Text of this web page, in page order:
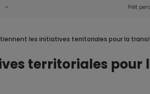
Prêt
les initiatives territoriales pour la
territoriales